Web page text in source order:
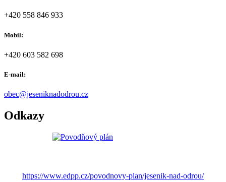
+420 558 846 933
Mobil:
+420 603 582 698
E-mail:
obec@jeseniknadodrou.cz
Odkazy
https://www.edpp.cz/povodnovy-plan/jesenik-nad-odrou/